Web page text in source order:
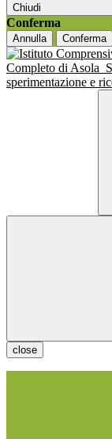
Chiudi
Conferma
Annulla Conferma
Completo di Asola
sperimentazione e
close